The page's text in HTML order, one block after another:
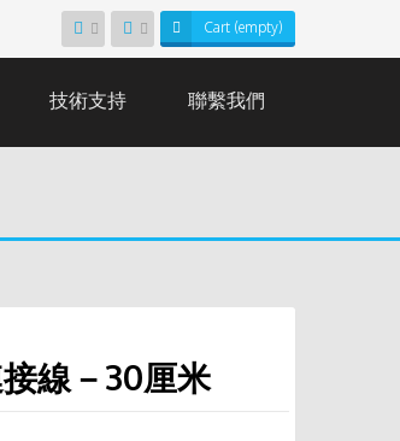
Cart (empty)
技術支持 聯繫我們
線－30厘米